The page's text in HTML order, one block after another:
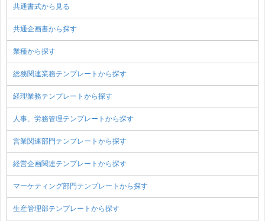
共通書式から見る
共通企画書から探す
業種から探す
総務関連業務テンプレートから探す
経理業務テンプレートから探す
人事、労務管理テンプレートから探す
営業関連部門テンプレートから探す
経営企画関連テンプレートから探す
マーケティング部門テンプレートから探す
生産管理部テンプレートから探す